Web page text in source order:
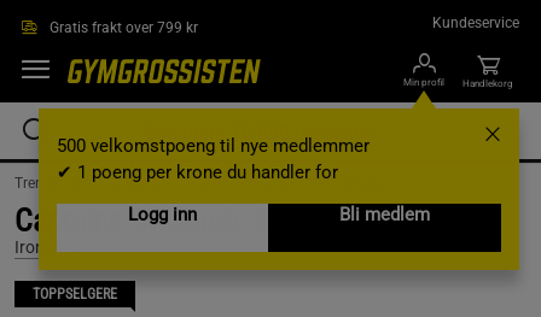
Gratis frakt over 799 kr Kundeservice
Min profil
500 velkomstpoeng til nye medlemmer
✔ 1 poeng per krone du handler for
Logg inn
Bli medlem
Handlekorg
Treningsutstyr & tilbehør /Hjemmetrening /Grepstrening
Captains Of Crush, #1
IronMind
TOPPSELGERE